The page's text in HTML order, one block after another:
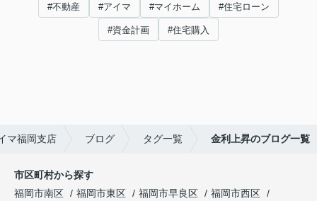
#不動産 #アイマ #マイホーム #住宅ローン
#資金計画 #住宅購入
マ福岡支店 ブログ タグ一覧 金利上昇のブログ一覧
市区町村から探す
福岡市南区
福岡市東区 福岡市早良区
福岡市西区